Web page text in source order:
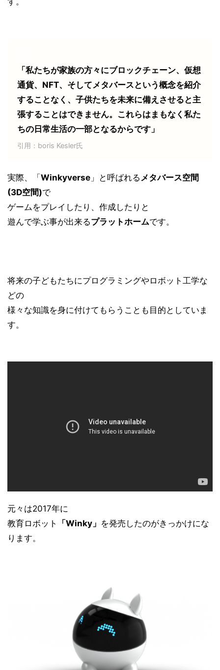
「私たちが家族の方々にブロックチェーン、仮想
通貨、NFT、そしてメタバースという概念を紹介
することなく、子供たちを未来に備えさせると主
張することはできません。これらはまもなく私た
ちの日常生活の一部となるからです」
引用：boris Kesler氏
実際、「Winkyverse 」と呼ばれる メタバース空間
(3D空間)で
ゲームをプレイしたり、作成したりと
遊んで学ぶ事が出来るプラットホームです。
将来の子どもたちにプログラミングやロボット工学な
どの
様々な知識を身に付けてもらうことも目的としていま
す。
元々は2017年に
教育ロボット
「Winky」 を発売したのがきっかけにな
ります。